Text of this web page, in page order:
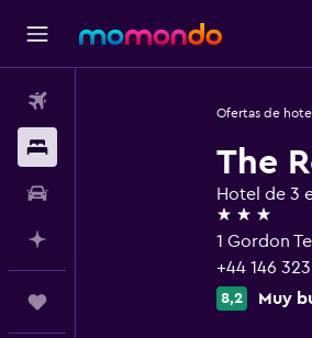
Ofertas de hotel
The
Hotel de 3
3 estrellas
1 Gordon
+44 146
8,2 Muy